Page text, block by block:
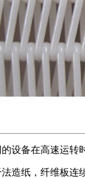
设备在高速运转
造纸，纤维板连